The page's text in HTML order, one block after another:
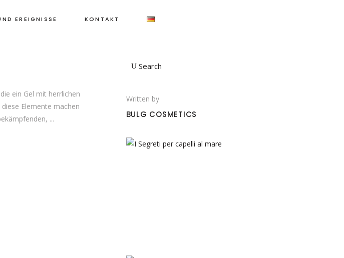
EREIGNISSE KONTAKT
ein Gel mit herrlichen
Elemente machen
Search
Written by
BULG COSMETICS